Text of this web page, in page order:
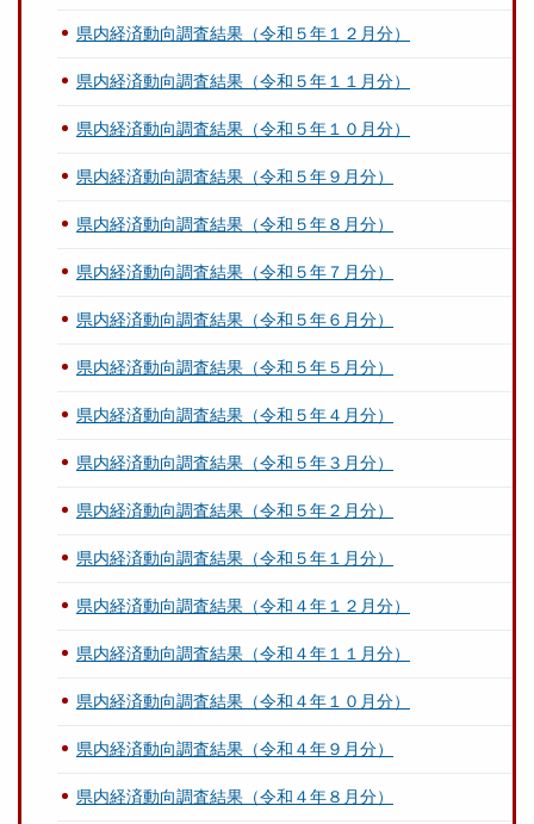
県内経済動向調査結果（令和５年１２月分）
県内経済動向調査結果（令和５年１１月分）
県内経済動向調査結果（令和５年１０月分）
県内経済動向調査結果（令和５年９月分）
県内経済動向調査結果（令和５年８月分）
県内経済動向調査結果（令和５年７月分）
県内経済動向調査結果（令和５年６月分）
県内経済動向調査結果（令和５年５月分）
県内経済動向調査結果（令和５年４月分）
県内経済動向調査結果（令和５年３月分）
県内経済動向調査結果（令和５年２月分）
県内経済動向調査結果（令和５年１月分）
県内経済動向調査結果（令和４年１２月分）
県内経済動向調査結果（令和４年１１月分）
県内経済動向調査結果（令和４年１０月分）
県内経済動向調査結果（令和４年９月分）
県内経済動向調査結果（令和４年８月分）